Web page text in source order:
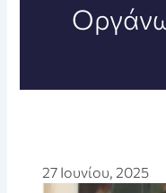
27 Ιουνίου, 2025